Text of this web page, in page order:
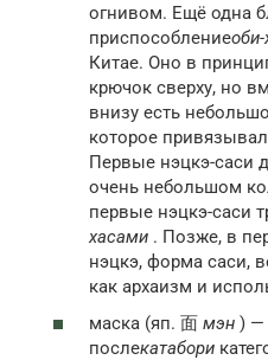
огнивом. Ещё одна
приспособление
Китае. Оно в
крючок сверху, но
внизу есть
которое
Первые нэцкэ-саси
очень небольшом
первые нэцкэ-саси
хасами . Позже, в
нэцкэ, форма саси,
как архаизм и
маска (яп. 面 мэн ) —
послекатабори